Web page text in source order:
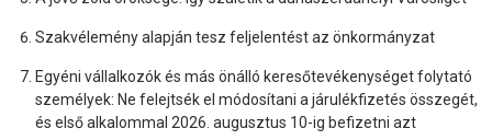
Szakvélemény alapján tesz feljelentést az önkormányzat
Egyéni vállalkozók és más önálló keresőtevékenységet folytató
személyek: Ne felejtsék el módosítani a járulékfizetés összegét,
és első alkalommal 2026. augusztus 10-ig befizetni azt